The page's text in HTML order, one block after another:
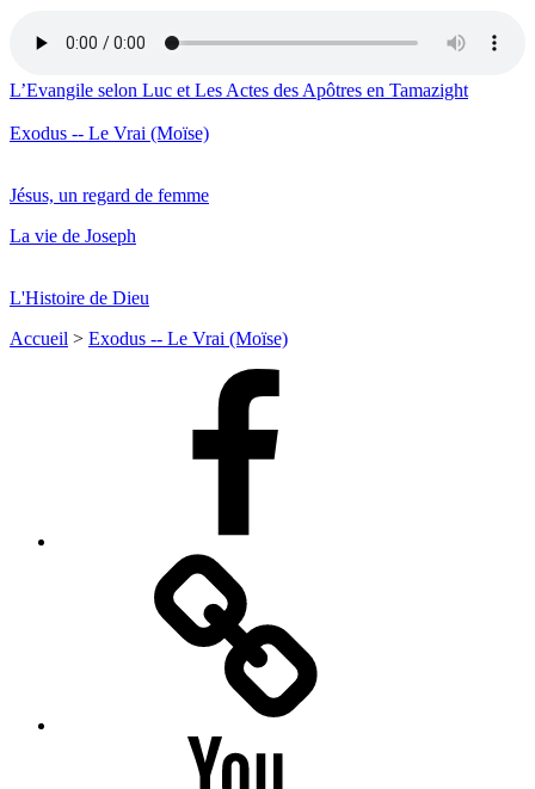
L’Evangile selon Luc et Les Actes des Apôtres en Tamazight
Exodus -- Le Vrai (Moïse)
Jésus, un regard de femme
La vie de Joseph
L'Histoire de Dieu
Accueil > Exodus -- Le Vrai (Moïse)